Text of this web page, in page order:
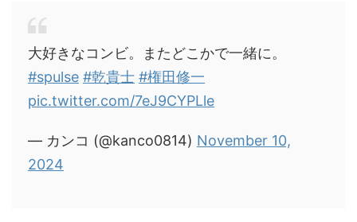
大好きなコンビ。またどこかで一緒に。
#spulse #乾貴士 #権田修一
pic.twitter.com/7eJ9CYPLle
— カンコ (@kanco0814) November 10,
2024